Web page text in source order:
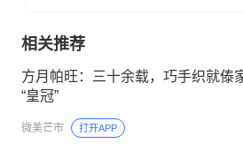
相关推荐
方月帕旺：三十余载，巧手织就傣
“皇冠”
微美芒市 打开APP